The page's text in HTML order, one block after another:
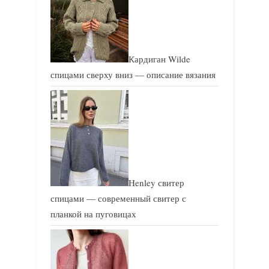
а
п
и
с
ь
:
Кардиган Wilde
спицами сверху вниз — описание вязания
Henley свитер
спицами — современный свитер с
планкой на пуговицах